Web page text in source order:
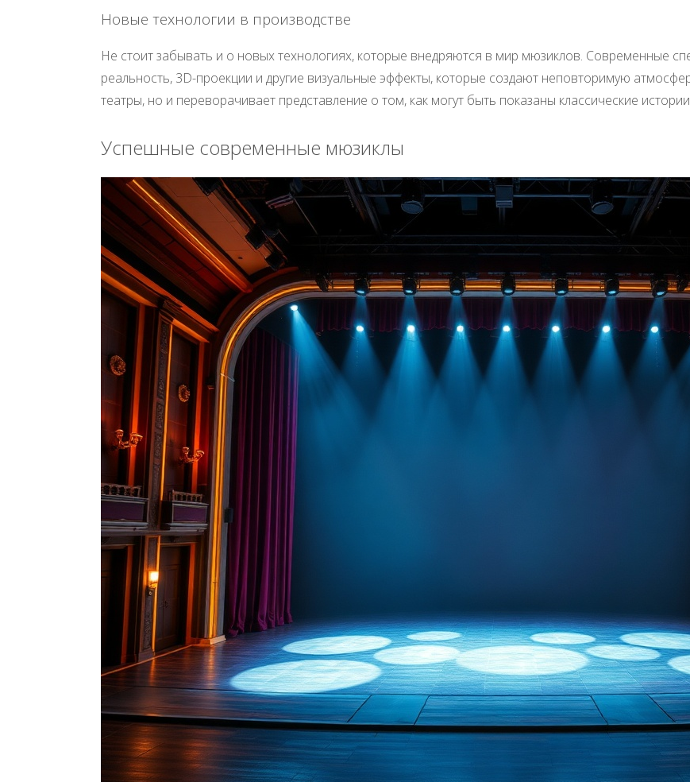
Новые технологии в производстве
Не стоит забывать и о новых технологиях, которые внедряются в мир мюзиклов. Современные
реальность, 3D-проекции и другие визуальные эффекты, которые создают неповторимую
театры, но и переворачивает представление о том, как могут быть показаны классические
Успешные современные мюзиклы